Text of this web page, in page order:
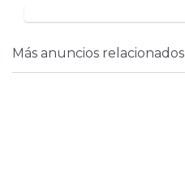
Más anuncios relacionados